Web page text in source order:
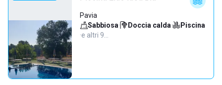
Pavia
Sabbiosa· Doccia calda·
Piscina
·e altri 9…